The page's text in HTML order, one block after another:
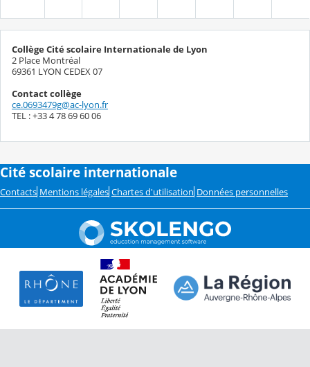
Collège Cité scolaire Internationale de Lyon
2 Place Montréal
69361 LYON CEDEX 07
Contact collège
ce.0693479g@ac-lyon.fr
TEL : +33 4 78 69 60 06
Cité scolaire internationale
Contacts Mentions légales Chartes d'utilisation Données personnelles